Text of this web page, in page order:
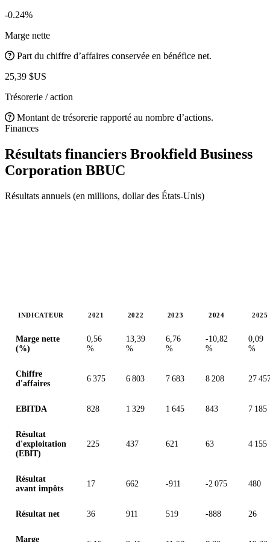
-0.24%
Marge nette
Part du chiffre d’affaires conservée en bénéfice net.
25,39 $US
Trésorerie / action
Montant de trésorerie rapporté au nombre d’actions.
Finances
Résultats financiers Brookfield Business
Corporation BBUC
Résultats annuels (en millions, dollar des États-Unis)
INDICATEUR 2021 2022 2023 2024 2025
Marge nette
(%)
0,56
%
13,39
%
6,76
%
-10,82
%
0,09
%
Chiffre
d'affaires
6 375 6 803 7 683 8 208 27
EBITDA 828 1 329 1 645 843 7 185
Résultat
d'exploitation
(EBIT)
225 437 621 63 4 155
Résultat
avant impôts
17 662 -911 -2 075 480
Résultat net 36 911 519 -888 26
Marge